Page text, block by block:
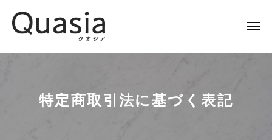
Q
優
メ
ー
特定商取引法に基づく表記
u
a